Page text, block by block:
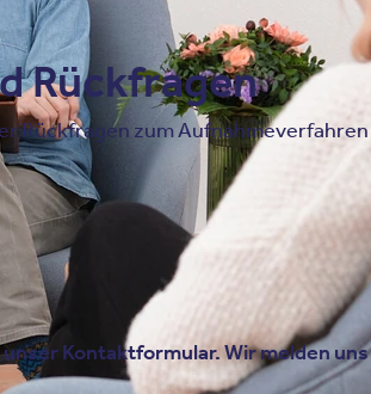
Rückfragen
Rückfragen zum
Kontaktformular. Wir melden